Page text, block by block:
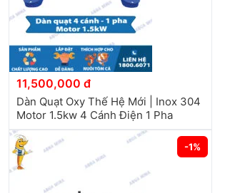
11,500,000 đ
Dàn Quạt Oxy Thế Hệ Mới | Inox 304
Motor 1.5kw 4 Cánh Điện 1 Pha
-1%